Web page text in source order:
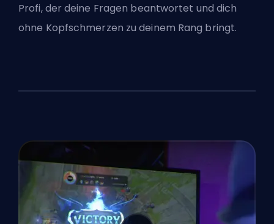
Profi, der deine Fragen beantwortet und dich
ohne Kopfschmerzen zu deinem Rang bringt.